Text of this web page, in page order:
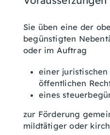
Sie üben eine der
begünstigten
oder im Auftrag
einer juristischen
öffentlichen
eines
zur Förderung
mildtätiger oder